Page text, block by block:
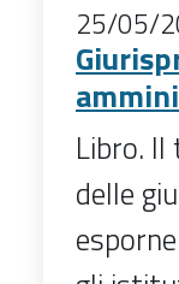
25/05/
Libro.
delle